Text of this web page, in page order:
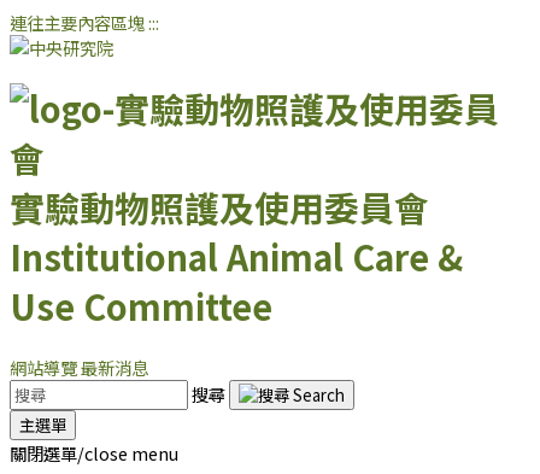
連往主要內容區塊:::
實驗動物照護及使用委員會
Institutional Animal Care &
Use Committee
網站導覽最新消息
搜尋
主選單
關閉選單/close menu